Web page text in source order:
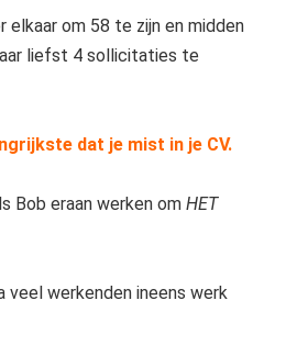
elkaar om 58 te zijn en midden
liefst 4 sollicitaties te
dat je mist in je CV.
Bob eraan werken om HET
veel werkenden ineens werk